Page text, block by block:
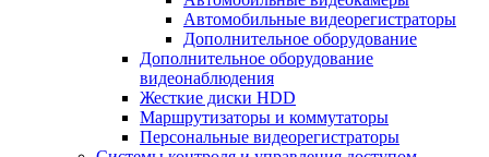
Автомобильные видеорегистраторы
Дополнительное оборудование
Дополнительное оборудование
видеонаблюдения
Жесткие диски HDD
Маршрутизаторы и коммутаторы
Персональные видеорегистраторы